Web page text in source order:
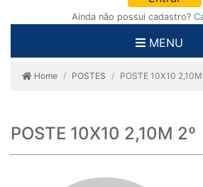
Ainda não possui cadastro?
MENU
Home POSTES POSTE 10X10 2,10M
POSTE 10X10 2,10M 2º